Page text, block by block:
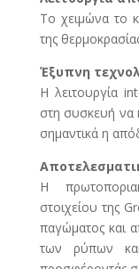
Το χειμώνα το
της
Έξυπνη
Η λειτουργία
στη συσκευή να
σημαντικά η
Η
στοιχείου της
παγώματος και
των ρύπων